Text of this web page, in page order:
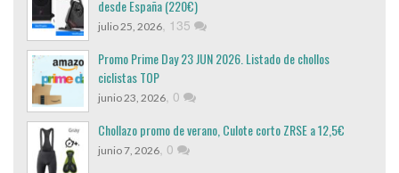
desde España (220€)
julio 25, 2026, 135
Promo Prime Day 23 JUN 2026. Listado de chollos
ciclistas TOP
junio 23, 2026, 0
Chollazo promo de verano, Culote corto ZRSE a 12,5€
junio 7, 2026, 0